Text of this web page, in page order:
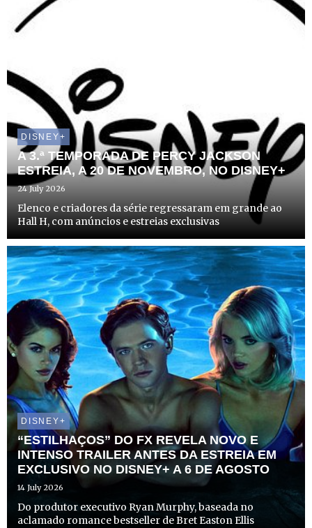
DISNEY+
A 3.ª TEMPORADA DE PERCY JACKSON
ESTREIA, A 20 DE NOVEMBRO, NO DISNEY+
24 July 2026
Elenco e criadores da série regressaram em grande ao
Hall H, com anúncios e estreias exclusivas
DISNEY+
“ESTILHAÇOS” DO FX REVELA NOVO E
INTENSO TRAILER ANTES DA ESTREIA EM
EXCLUSIVO NO DISNEY+ A 6 DE AGOSTO
14 July 2026
Do produtor executivo Ryan Murphy, baseada no
aclamado romance bestseller de Bret Easton Ellis